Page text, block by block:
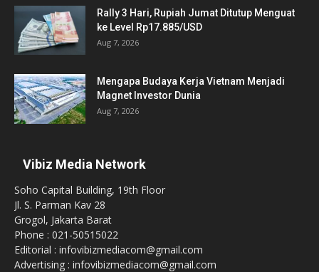
Rally 3 Hari, Rupiah Jumat Ditutup Menguat
ke Level Rp17.885/USD
Aug 7, 2026
Mengapa Budaya Kerja Vietnam Menjadi
Magnet Investor Dunia
Aug 7, 2026
Vibiz Media Network
Soho Capital Building, 19th Floor
Jl. S. Parman Kav 28
Grogol, Jakarta Barat
Phone : 021-50515022
Editorial : infovibizmediacom@gmail.com
Advertising : infovibizmediacom@gmail.com